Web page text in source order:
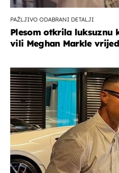
PAŽLJIVO ODABRANI DETALJI
Plesom otkrila luksuznu
vili Meghan Markle